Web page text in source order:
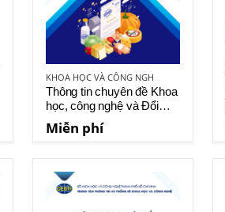
KHOA HỌC VÀ CÔNG NGHỆ VIỆT NAM
Thông tin chuyên đề Khoa
học, công nghệ và Đổi
mới sáng tạo số 01-2023
Miễn phí